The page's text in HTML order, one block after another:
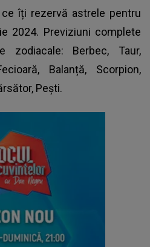
îți rezervă astrele pentru
2024. Previziuni complete
zodiacale: Berbec, Taur,
Balanță, Scorpion,
Pești.